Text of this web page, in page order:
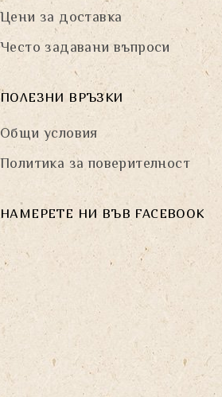
Цени за доставка
Често задавани въпроси
ПОЛЕЗНИ ВРЪЗКИ
Общи условия
Политика за поверителност
НАМЕРЕТЕ НИ ВЪВ FACEBOOK